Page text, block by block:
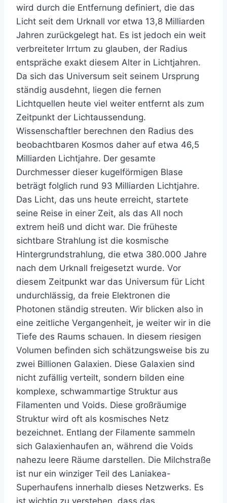
wird durch die Entfernung definiert, die das
Licht seit dem Urknall vor etwa 13,8 Milliarden
Jahren zurückgelegt hat. Es ist jedoch ein weit
verbreiteter Irrtum zu glauben, der Radius
entspräche exakt diesem Alter in Lichtjahren.
Da sich das Universum seit seinem Ursprung
ständig ausdehnt, liegen die fernen
Lichtquellen heute viel weiter entfernt als zum
Zeitpunkt der Lichtaussendung.
Wissenschaftler berechnen den Radius des
beobachtbaren Kosmos daher auf etwa 46,5
Milliarden Lichtjahre. Der gesamte
Durchmesser dieser kugelförmigen Blase
beträgt folglich rund 93 Milliarden Lichtjahre.
Das Licht, das uns heute erreicht, startete
seine Reise in einer Zeit, als das All noch
extrem heiß und dicht war. Die früheste
sichtbare Strahlung ist die kosmische
Hintergrundstrahlung, die etwa 380.000 Jahre
nach dem Urknall freigesetzt wurde. Vor
diesem Zeitpunkt war das Universum für Licht
undurchlässig, da freie Elektronen die
Photonen ständig streuten. Wir blicken also in
eine zeitliche Vergangenheit, je weiter wir in die
Tiefe des Raums schauen. In diesem riesigen
Volumen befinden sich schätzungsweise bis zu
zwei Billionen Galaxien. Diese Galaxien sind
nicht zufällig verteilt, sondern bilden eine
komplexe, schwammartige Struktur aus
Filamenten und Voids. Diese großräumige
Struktur wird oft als kosmisches Netz
bezeichnet. Entlang der Filamente sammeln
sich Galaxienhaufen an, während die Voids
nahezu leere Räume darstellen. Die Milchstraße
ist nur ein winziger Teil des Laniakea-
Superhaufens innerhalb dieses Netzwerks. Es